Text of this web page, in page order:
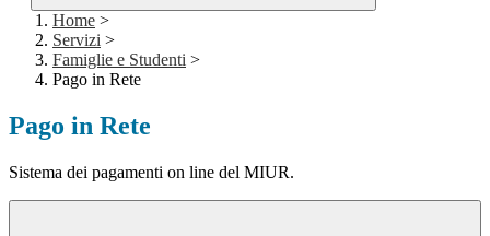
Home >
Servizi >
Famiglie e Studenti >
Pago in Rete
Pago in Rete
Sistema dei pagamenti on line del MIUR.